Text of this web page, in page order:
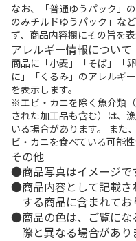
なお、「普通ゆうパック」
のみチルドゆうパック」な
ず、商品内容欄にその旨を表
アレルギー情報について
商品に「小麦」「そば」「
に」「くるみ」のアレルギ
を表示します。
※エビ・カニを除く魚介類
された加工品も含む）は、
いる場合があります。 また
ビ・カニを食べている可能性
その他
商品写真はイメージで
商品内容として記載
する商品に含まれてお
商品の色は、ご覧に
際と異なる場合があり